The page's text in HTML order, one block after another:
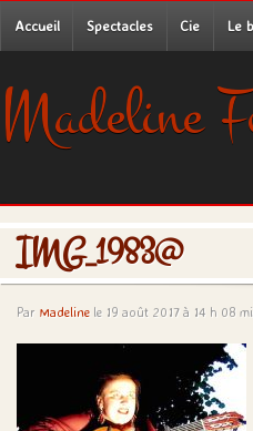
Accueil Spectacles Cie Le
Madeline
IMG_1983@
Par Madeline le 19 août 2017 à 14 h 08